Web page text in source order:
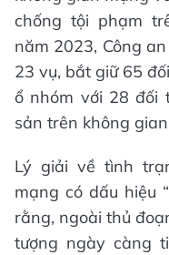
chống tội phạm
năm 2023, Công
23 vụ, bắt giữ 65
ổ nhóm với 28 đối
sản trên không
Lý giải về tình
mạng có dấu hiệu
rằng, ngoài thủ
tượng ngày càng